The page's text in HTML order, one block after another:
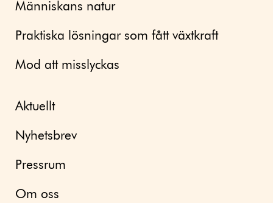
Människans natur
Praktiska lösningar som fått växtkraft
Mod att misslyckas
Aktuellt
Nyhetsbrev
Pressrum
Om oss